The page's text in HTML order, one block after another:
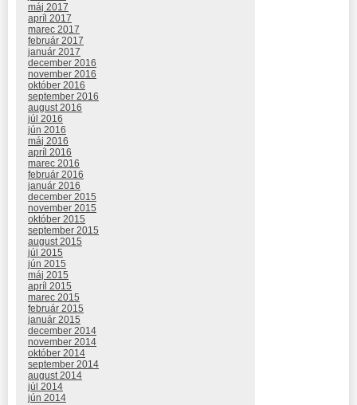
máj 2017
apríl 2017
marec 2017
február 2017
január 2017
december 2016
november 2016
október 2016
september 2016
august 2016
júl 2016
jún 2016
máj 2016
apríl 2016
marec 2016
február 2016
január 2016
december 2015
november 2015
október 2015
september 2015
august 2015
júl 2015
jún 2015
máj 2015
apríl 2015
marec 2015
február 2015
január 2015
december 2014
november 2014
október 2014
september 2014
august 2014
júl 2014
jún 2014